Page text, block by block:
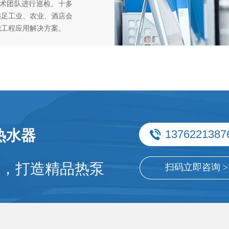
团队进行巡检。十多
工业、农业、酒店会
程应用解决方案。
水器
打造精品热泵 扫码立即咨询